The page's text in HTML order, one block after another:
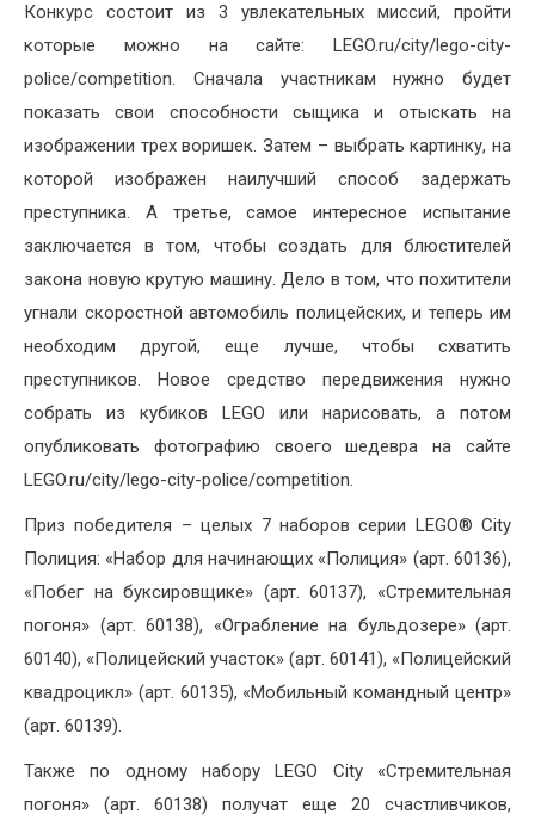
Конкурс состоит из 3 увлекательных миссий, пройти
которые можно на сайте: LEGO.ru/city/lego-city-
police/competition. Сначала участникам нужно будет
показать свои способности сыщика и отыскать на
изображении трех воришек. Затем – выбрать картинку, на
которой изображен наилучший способ задержать
преступника. А третье, самое интересное испытание
заключается в том, чтобы создать для блюстителей
закона новую крутую машину. Дело в том, что похитители
угнали скоростной автомобиль полицейских, и теперь им
необходим другой, еще лучше, чтобы схватить
преступников. Новое средство передвижения нужно
собрать из кубиков LEGO или нарисовать, а потом
опубликовать фотографию своего шедевра на сайте
LEGO.ru/city/lego-city-police/competition.
Приз победителя – целых 7 наборов серии LEGO® City
Полиция: «Набор для начинающих «Полиция» (арт. 60136),
«Побег на буксировщике» (арт. 60137), «Стремительная
погоня» (арт. 60138), «Ограбление на бульдозере» (арт.
60140), «Полицейский участок» (арт. 60141), «Полицейский
квадроцикл» (арт. 60135), «Мобильный командный центр»
(арт. 60139).
Также по одному набору LEGO City «Стремительная
погоня» (арт. 60138) получат еще 20 счастливчиков,